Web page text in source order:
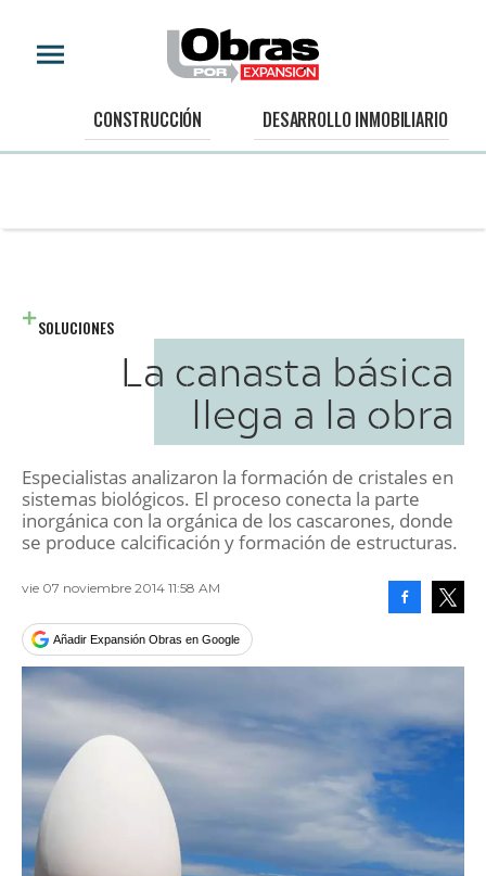
CONSTRUCCIÓN DESARROLLO INMOBILIARIO
SOLUCIONES
La canasta básica
llega a la obra
Especialistas analizaron la formación de cristales en
sistemas biológicos. El proceso conecta la parte
inorgánica con la orgánica de los cascarones, donde
se produce calcificación y formación de estructuras.
vie 07 noviembre 2014 11:58 AM
Añadir Expansión Obras en Google